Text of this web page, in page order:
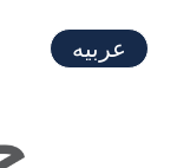
عربيه